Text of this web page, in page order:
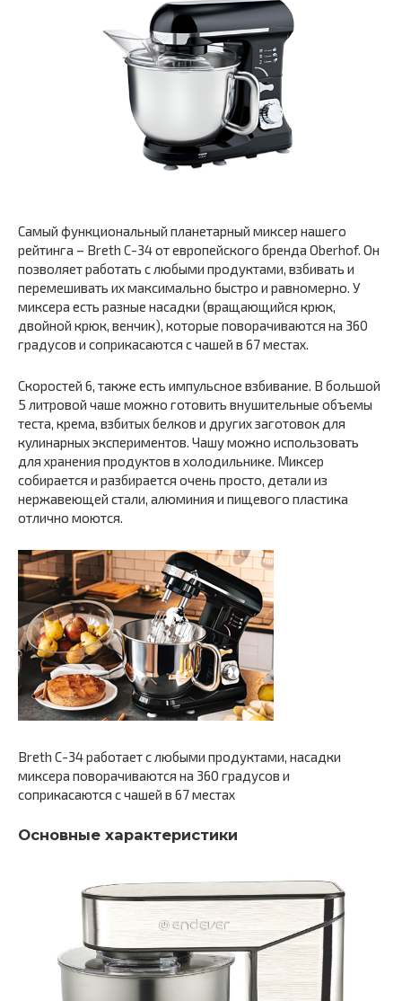
Самый функциональный планетарный миксер нашего
рейтинга – Breth C-34 от европейского бренда Oberhof. Он
позволяет работать с любыми продуктами, взбивать и
перемешивать их максимально быстро и равномерно. У
миксера есть разные насадки (вращающийся крюк,
двойной крюк, венчик), которые поворачиваются на 360
градусов и соприкасаются с чашей в 67 местах.
Скоростей 6, также есть импульсное взбивание. В большой
5 литровой чаше можно готовить внушительные объемы
теста, крема, взбитых белков и других заготовок для
кулинарных экспериментов. Чашу можно использовать
для хранения продуктов в холодильнике. Миксер
собирается и разбирается очень просто, детали из
нержавеющей стали, алюминия и пищевого пластика
отлично моются.
Breth C-34 работает с любыми продуктами, насадки
миксера поворачиваются на 360 градусов и
соприкасаются с чашей в 67 местах
Основные характеристики